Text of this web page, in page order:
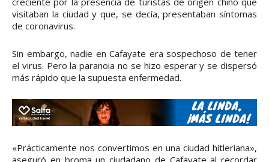
visitaban la ciudad y que, se decía, presentaban síntomas
de coronavirus.
Sin embargo, nadie en Cafayate era sospechoso de tener
el virus. Pero la paranoia no se hizo esperar y se dispersó
más rápido que la supuesta enfermedad.
«Prácticamente nos convertimos en una ciudad hitleriana»,